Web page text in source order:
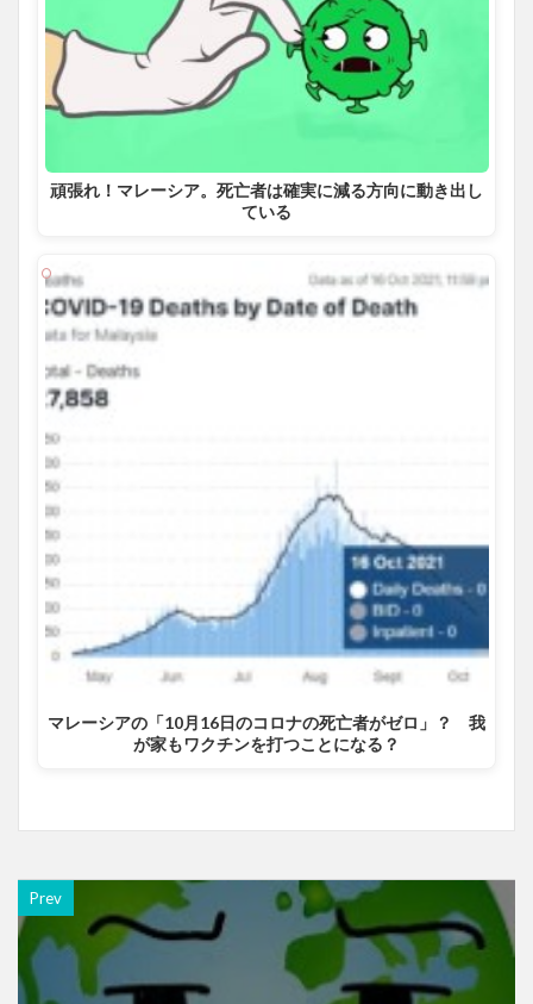
頑張れ！マレーシア。死亡者は確実に減る方向に動き出し
ている
マレーシアの「10月16日のコロナの死亡者がゼロ」？ 我
が家もワクチンを打つことになる？
Prev